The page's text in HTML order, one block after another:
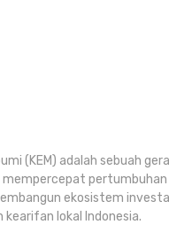
(KEM) adalah sebuah
pertumbuhan
ekosistem
lokal Indonesia.